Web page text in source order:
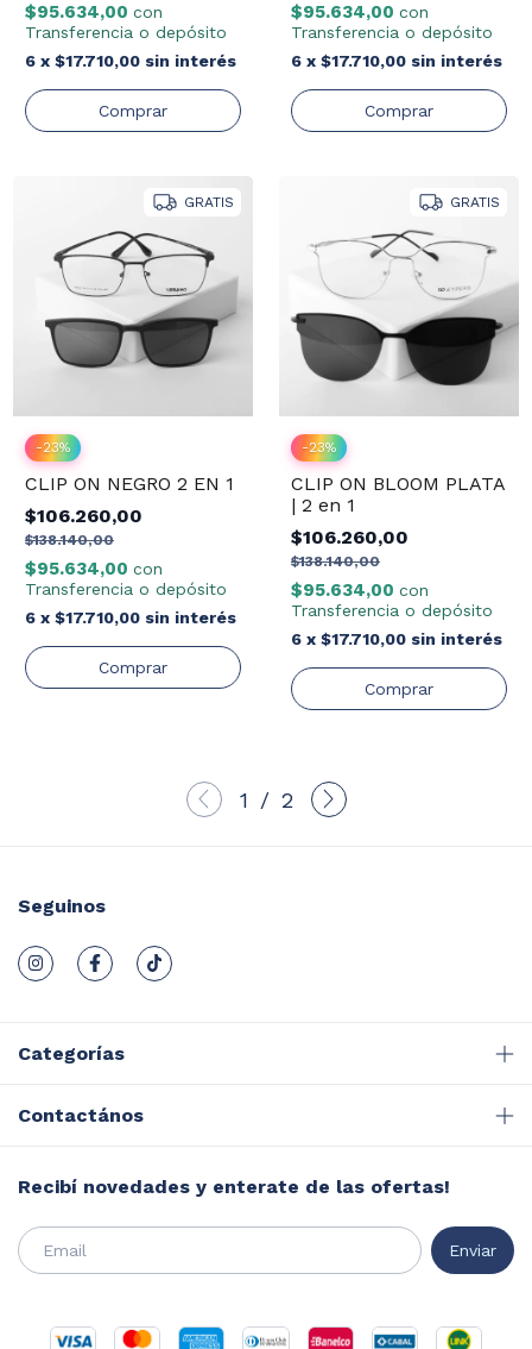
$95.634,00 con
Transferencia o depósito
6 x $17.710,00 sin interés
$95.634,00 con
Transferencia o depósito
6 x $17.710,00 sin interés
GRATIS
-23%
CLIP ON NEGRO 2 EN 1
$106.260,00
$138.140,00
$95.634,00 con
Transferencia o depósito
6 x $17.710,00 sin interés
GRATIS
-23%
CLIP ON BLOOM PLATA
| 2 en 1
$106.260,00
$138.140,00
$95.634,00 con
Transferencia o depósito
6 x $17.710,00 sin interés
1 / 2
Seguinos
Categorías
Contactános
Recibí novedades y enterate de las ofertas!